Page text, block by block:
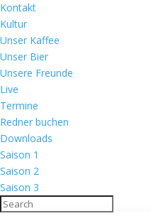
Kontakt
Kultur
Unser Kaffee
Unser Bier
Unsere Freunde
Live
Termine
Redner buchen
Downloads
Saison 1
Saison 2
Saison 3